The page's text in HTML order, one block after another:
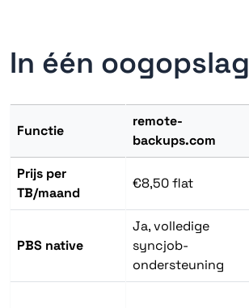
In één oogopslag
Functie
remote-
backups.com
Prijs per
TB/maand
€8,50 flat
PBS native
Ja, volledige
syncjob-
ondersteuning